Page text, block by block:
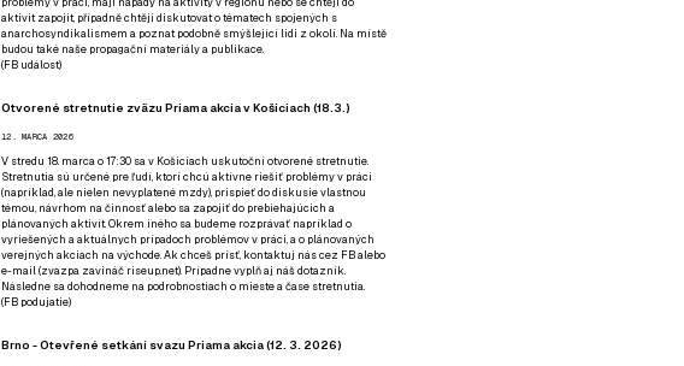
aktivit zapojit, případně chtějí diskutovat o tématech spojených s
anarchosyndikalismem a poznat podobně smýšlející lidi z okolí. Na místě
budou také naše propagační materiály a publikace.
(FB událost)
Otvorené stretnutie zväzu Priama akcia v Košiciach (18.3.)
12. MARCA 2026
V stredu 18. marca o 17:30 sa v Košiciach uskutoční otvorené stretnutie.
Stretnutia sú určené pre ľudí, ktorí chcú aktívne riešiť problémy v práci
(napríklad, ale nielen nevyplatené mzdy), prispieť do diskusie vlastnou
témou, návrhom na činnosť alebo sa zapojiť do prebiehajúcich a
plánovaných aktivít. Okrem iného sa budeme rozprávať napríklad o
vyriešených a aktuálnych prípadoch problémov v práci, a o plánovaných
verejných akciach na východe. Ak chceš prísť, kontaktuj nás cez FBalebo
e-mail (zvazpa zavináč riseup.net). Prípadnevyplň aj náš dotazník.
Následne sa dohodneme na podrobnostiach o mieste a čase stretnutia.
(FB podujatie)
Brno - Otevřené setkání svazu Priama akcia (12. 3. 2026)